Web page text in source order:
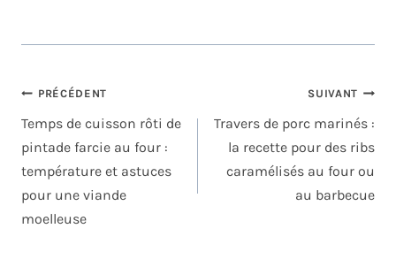
NAVIGATION
DE
L’ARTICLE
PRÉCÉDENT
Temps de cuisson rôti de
pintade farcie au four :
température et astuces
pour une viande
moelleuse
SUIVANT
Travers de porc marinés :
la recette pour des ribs
caramélisés au four ou
au barbecue